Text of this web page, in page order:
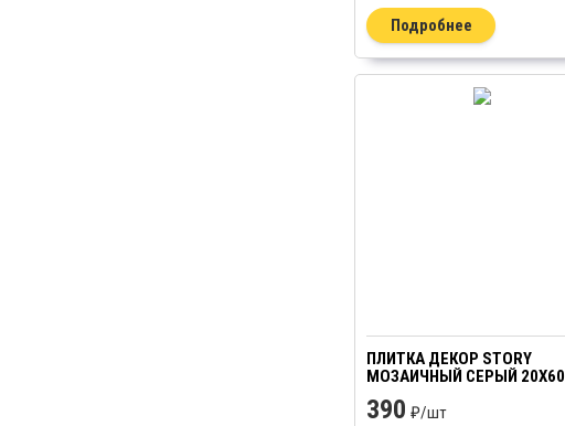
Подробнее
ПЛИТКА ДЕКОР STORY
МОЗАИЧНЫЙ СЕРЫЙ 20Х60
390 ₽/шт